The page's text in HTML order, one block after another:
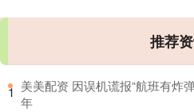
推荐
1 美美配资 因误机谎报“航班有炸
年